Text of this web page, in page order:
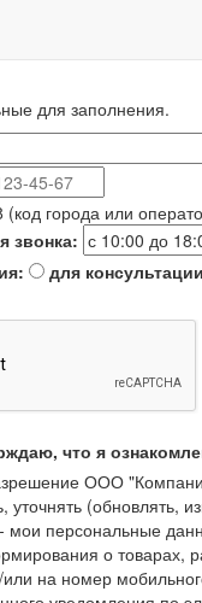
для заполнения.
города или
звонка:
для консультации
что я
ООО "Компания
уточнять (обновлять,
- мои персональные
о товарах,
или на номер